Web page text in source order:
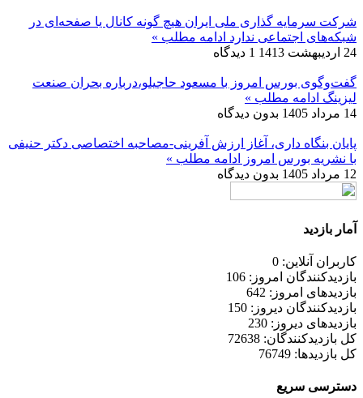
شرکت سرمایه گذاری ملی ایران هیچ گونه کانال یا صفحه‌ای در
شبکه‌های اجتماعی ندارد ادامه مطلب »
24 اردیبهشت 1413
1 دیدگاه
گفت‌وگوی بورس امروز با مسعود حاجیلو،درباره بحران صنعت
لیزینگ ادامه مطلب »
14 مرداد 1405
بدون دیدگاه
پایان بنگاه داری، آغاز ارزش آفرینی-مصاحبه اختصاصی دکتر حنیفی
با نشریه بورس امروز
ادامه مطلب »
12 مرداد 1405
بدون دیدگاه
آمار بازدید
کاربران آنلاین: 0
بازدیدکنندگان امروز: 106
بازدیدهای امروز: 642
بازدیدکنندگان دیروز: 150
بازدیدهای دیروز: 230
کل بازدیدکنند‌گان: 72638
کل بازدیدها: 76749
دسترسی سریع